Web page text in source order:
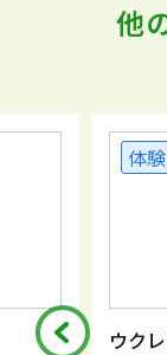
他
体験
ウク